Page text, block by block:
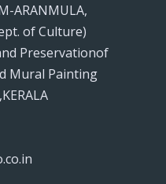
ARANMULA,
of Culture)
Preservationof
Mural Painting